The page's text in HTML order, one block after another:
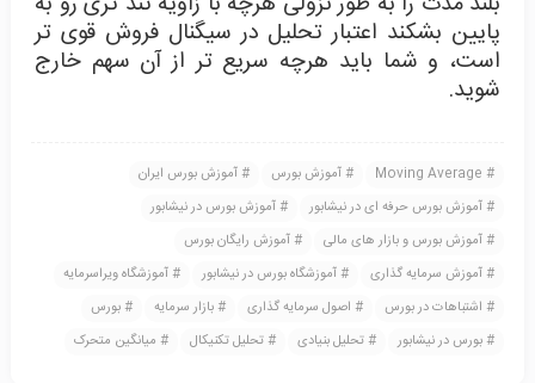
پایین بشکند اعتبار تحلیل در سیگنال فروش قوی تر
است، و شما باید هرچه سریع تر از آن سهم خارج
شوید.
Moving Average آموزش بورس
آموزش بورس ایران
آموزش بورس حرفه ای در نیشابور
آموزش بورس در نیشابور
آموزش بورس و بازار های مالی
آموزش رایگان بورس
آموزش سرمایه گذاری
آموزشگاه بورس در نیشابور
آموزشگاه ویراسرمایه
اشتباهات در بورس
اصول سرمایه گذاری بازار سرمایه
بورس
بورس در نیشابور
تحلیل بنیادی تحلیل تکنیکال میانگین متحرک